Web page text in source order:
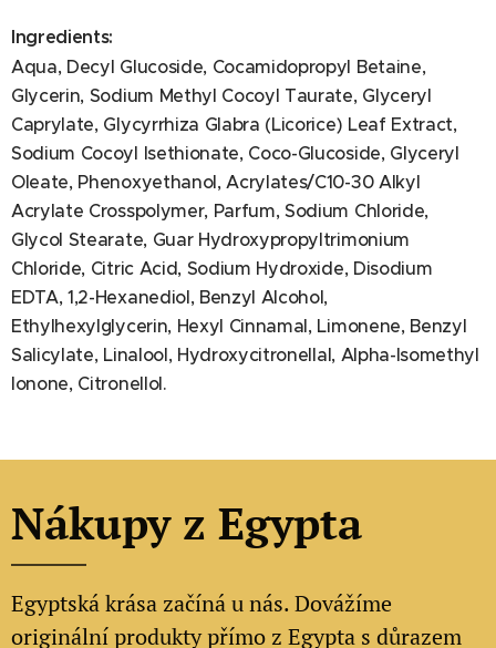
Ingredients:
Aqua, Decyl Glucoside, Cocamidopropyl Betaine,
Glycerin, Sodium Methyl Cocoyl Taurate, Glyceryl
Caprylate, Glycyrrhiza Glabra (Licorice) Leaf Extract,
Sodium Cocoyl Isethionate, Coco-Glucoside, Glyceryl
Oleate, Phenoxyethanol, Acrylates/C10-30 Alkyl
Acrylate Crosspolymer, Parfum, Sodium Chloride,
Glycol Stearate, Guar Hydroxypropyltrimonium
Chloride, Citric Acid, Sodium Hydroxide, Disodium
EDTA, 1,2-Hexanediol, Benzyl Alcohol,
Ethylhexylglycerin, Hexyl Cinnamal, Limonene, Benzyl
Salicylate, Linalool, Hydroxycitronellal, Alpha-Isomethyl
Ionone, Citronellol.
Nákupy z Egypta
Egyptská krása začíná u nás. Dovážíme
originální produkty přímo z Egypta s důrazem